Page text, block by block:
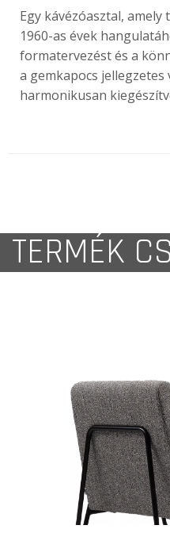
Egy kávézóasztal,
1960-as évek
formatervezést és a
a gemkapocs jellegzetes
harmonikusan
TERMÉK